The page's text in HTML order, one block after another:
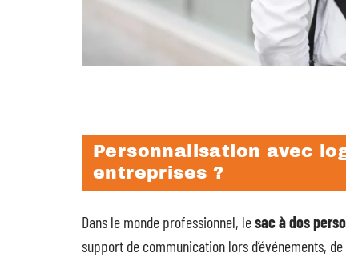
Personnalisation avec
entreprises ?
Dans le monde professionnel, lesac à dos
support de communication lors d’événements,